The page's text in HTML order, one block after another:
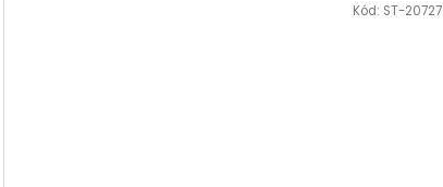
Kód: ST-20727